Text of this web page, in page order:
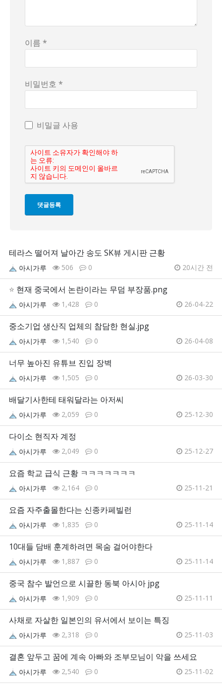
이름 *
비밀번호 *
비밀글 사용
테라스 떨어져 날아간 송도 SK뷰 게시판 근황
아시가루 506 0 20시간 전
⭐ 현재 중국에서 논란이라는 무덤 부장품.png
아시가루 1,428 0 26-04-22
중소기업 생산직 업체의 참담한 현실.jpg
아시가루 1,540 0 26-04-08
너무 높아진 유튜브 진입 장벽
아시가루 1,505 0 26-03-30
배달기사한테 태워달라는 아저씨
아시가루 2,059 0 25-12-30
다이소 현직자 계정
아시가루 2,049 0 25-12-27
요즘 학교 급식 근황 ㅋㅋㅋㅋㅋㅋㅋ
아시가루 2,164 0 25-11-21
요즘 자주출몰한다는 신종카페빌런
아시가루 1,835 0 25-11-14
10대들 담배 훈계하려면 목숨 걸어야한다
아시가루 1,887 0 25-11-14
중국 참수 발언으로 시끌한 동북 아시아 jpg
아시가루 1,909 0 25-11-11
사채로 자살한 일본인의 유서에서 보이는 특징
아시가루 2,318 0 25-11-03
결혼 앞두고 꿈에 계속 아빠와 조부모님이 악을 쓰세요
아시가루 2,540 0 25-11-02